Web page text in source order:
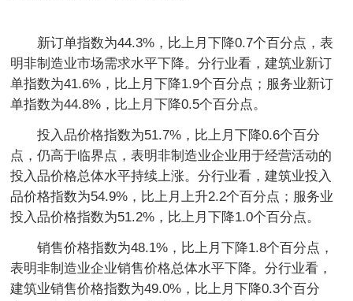
新订单指数为44.3%，比上月下降0.7个百分点，表
明非制造业市场需求水平下降。分行业看，建筑业新订
单指数为41.6%，比上月下降1.9个百分点；服务业新订
单指数为44.8%，比上月下降0.5个百分点。
投入品价格指数为51.7%，比上月下降0.6个百分
点，仍高于临界点，表明非制造业企业用于经营活动的
投入品价格总体水平持续上涨。分行业看，建筑业投入
品价格指数为54.9%，比上月上升2.2个百分点；服务业
投入品价格指数为51.2%，比上月下降1.0个百分点。
销售价格指数为48.1%，比上月下降1.8个百分点，
表明非制造业企业销售价格总体水平下降。分行业看，
建筑业销售价格指数为49.0%，比上月下降0.3个百分